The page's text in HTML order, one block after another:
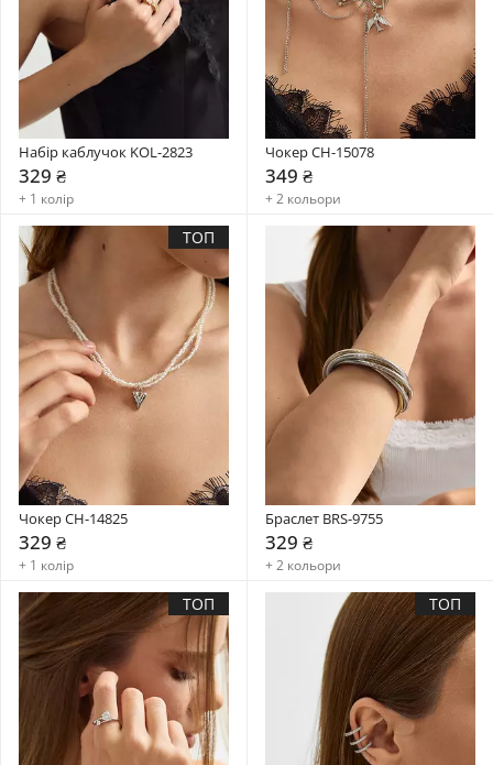
Набір каблучок KOL-2823
329 ₴
+ 1 колір
Чокер CH-15078
349 ₴
+ 2 кольори
ТОП
Чокер CH-14825
329 ₴
+ 1 колір
Браслет BRS-9755
329 ₴
+ 2 кольори
ТОП ТОП